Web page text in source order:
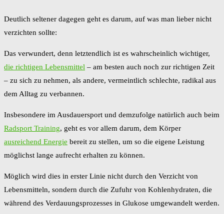
Deutlich seltener dagegen geht es darum, auf was man lieber nicht
verzichten sollte:
Das verwundert, denn letztendlich ist es wahrscheinlich wichtiger,
die richtigen Lebensmittel – am besten auch noch zur richtigen Zeit
– zu sich zu nehmen, als andere, vermeintlich schlechte, radikal aus
dem Alltag zu verbannen.
Insbesondere im Ausdauersport und demzufolge natürlich auch beim
Radsport Training, geht es vor allem darum, dem Körper
ausreichend Energie bereit zu stellen, um so die eigene Leistung
möglichst lange aufrecht erhalten zu können.
Möglich wird dies in erster Linie nicht durch den Verzicht von
Lebensmitteln, sondern durch die Zufuhr von Kohlenhydraten, die
während des Verdauungsprozesses in Glukose umgewandelt werden.